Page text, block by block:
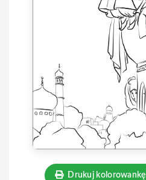
Drukuj kolorowankę